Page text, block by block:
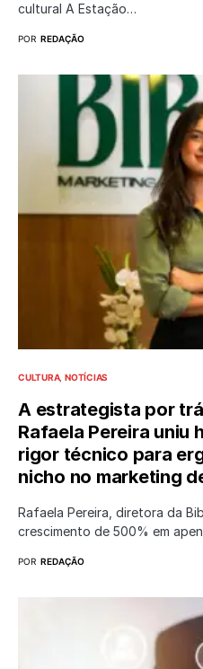
cultural A Estação…
POR REDAÇÃO
CULTURA NOTÍCIAS
A estrategista por
Rafaela Pereira uniu
rigor técnico para
nicho no marketing
Rafaela Pereira, diretora da
crescimento de 500% em
POR REDAÇÃO